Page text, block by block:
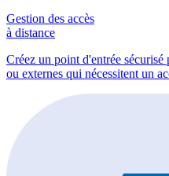
Gestion des accès
à distance
Créez un point d'entrée sécurisé
ou externes qui nécessitent un